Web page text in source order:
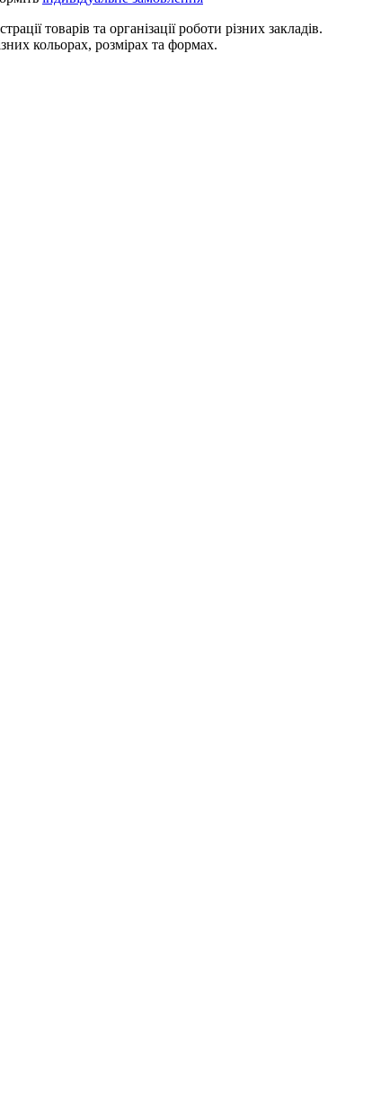
товарів та організації роботи різних закладів.
кольорах, розмірах та формах.